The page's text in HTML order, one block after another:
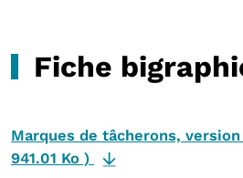
Fiche
Marques de tâcherons,
941.01 Ko )